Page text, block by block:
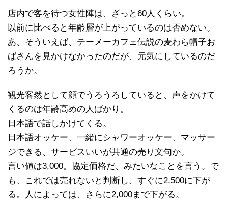
店内で客を待つ女性陣は、ざっと60人くらい。
以前に比べると年齢層が上がっているのは否めない。
あ、そういえば、テーメーカフェ伝説の麦わら帽子お
ばさんを見かけなかったのだが、元気にしているのだ
ろうか。
観光客然として顔でうろうろしていると、声をかけて
くるのは年齢高めの人ばかり。
日本語で話しかけてくる。
日本語オッケー、一緒にシャワーオッケー、マッサー
ジできる、サービスいいが共通の売り文句か。
言い値は3,000。協定価格だ、みたいなことを言う。で
も、これでは売れないと判断し、すぐに2,500に下が
る。人によっては、さらに2,000まで下がる。